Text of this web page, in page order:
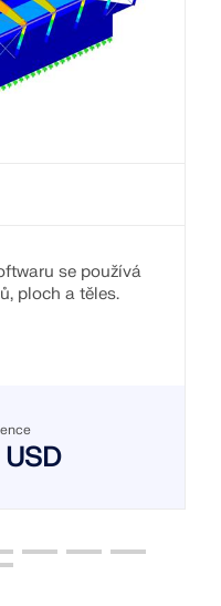
se používá
ploch a těles.